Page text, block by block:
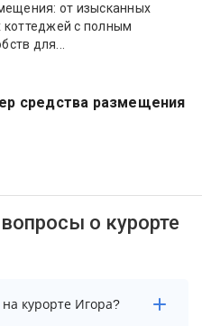
от изысканных
с полным
для...
средства размещения
о курорте
курорте Игора?